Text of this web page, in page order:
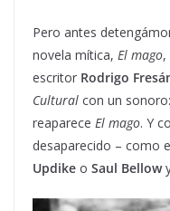
Pero antes
novela mítica, El mago,
escritor Rodrigo
Cultural con un
reaparece El mago. Y
desaparecido – como
Updike o Saul Bellow